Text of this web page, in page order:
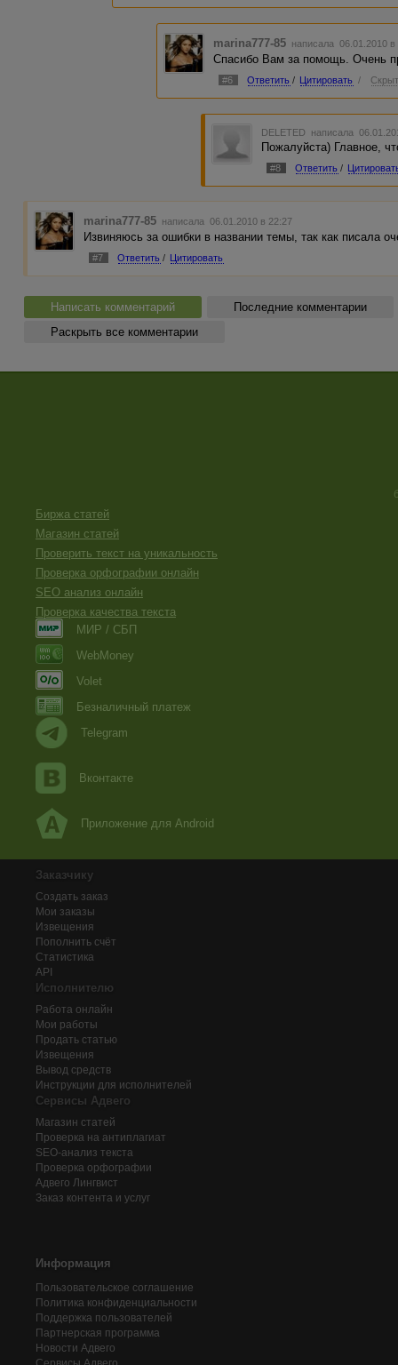
marina777-85 написала 06.01.2010
Спасибо Вам за помощь. Очень
#6 Ответить / Цитировать /
DELETED написала
Пожалуйста) Главное,
#8 Ответить /
marina777-85 написала 06.01.2010 в 22:27
Извиняюсь за ошибки в названии темы, так как писала
#7 Ответить / Цитировать
Написать комментарий
Последние комментарии
Раскрыть все комментарии
Биржа статей
Магазин статей
Проверить текст на уникальность
Проверка орфографии онлайн
SEO анализ онлайн
Проверка качества текста
МИР / СБП
WebMoney
Volet
Безналичный платеж
Telegram
Вконтакте
Приложение для Android
Заказчику
Создать заказ
Мои заказы
Извещения
Пополнить счёт
Статистика
API
Исполнителю
Работа онлайн
Мои работы
Продать статью
Извещения
Вывод средств
Инструкции для исполнителей
Сервисы Адвего
Магазин статей
Проверка на антиплагиат
SEO-анализ текста
Проверка орфографии
Адвего Лингвист
Заказ контента и услуг
Информация
Пользовательское соглашение
Политика конфиденциальности
Поддержка пользователей
Партнерская программа
Новости Адвего